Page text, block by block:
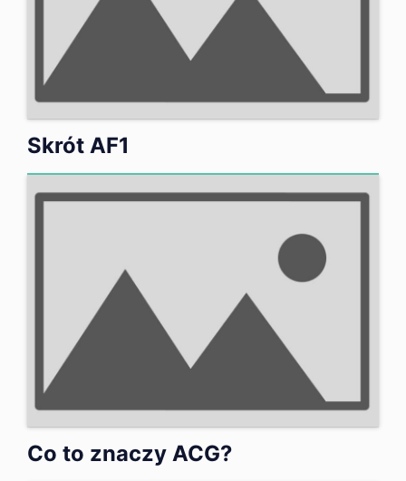
Skrót AF1
Co to znaczy ACG?